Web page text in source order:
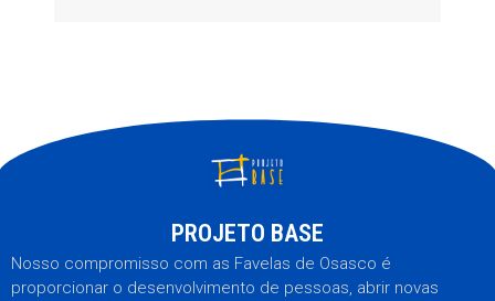
PROJETO BASE
Nosso compromisso com as Favelas de Osasco é
proporcionar o desenvolvimento de pessoas, abrir novas